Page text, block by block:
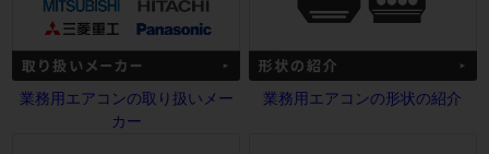
業務用エアコンの取り扱いメー
カー
業務用エアコンの形状の紹介